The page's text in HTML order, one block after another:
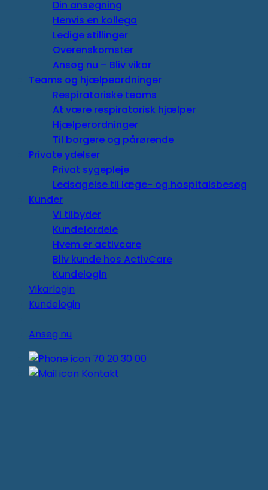
Din ansøgning
Henvis en kollega
Ledige stillinger
Overenskomster
Ansøg nu – Bliv vikar
Teams og hjælpeordninger
Respiratoriske teams
At være respiratorisk hjælper
Hjælperordninger
Til borgere og pårørende
Private ydelser
Privat sygepleje
Ledsagelse til læge- og hospitalsbesøg
Kunder
Vi tilbyder
Kundefordele
Hvem er activcare
Bliv kunde hos ActivCare
Kundelogin
Vikarlogin
Kundelogin
Ansøg nu
70 20 30 00
Kontakt